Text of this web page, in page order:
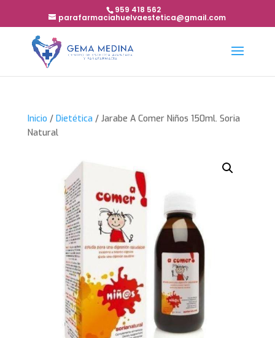
959 418 562
parafarmaciahuelvaestetica@gmail.com
Inicio / Dietética / Jarabe A Comer Niños 150ml. Soria
Natural